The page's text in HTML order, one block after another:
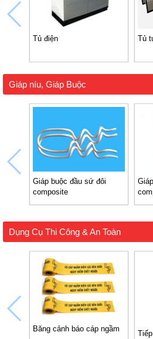
Tủ điện Tủ
Giáp níu, Giáp Buộc
Giáp buộc đầu sứ đôi
composite
Dụng Cụ Thi Công & An Toàn
Băng cảnh báo cáp ngầm